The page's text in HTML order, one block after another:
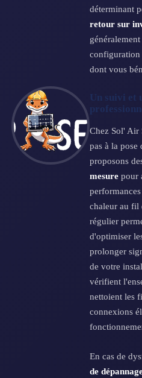
déterminant
retour sur
configuration
dont vous
Un suivi et
Chez Sol' Air
pas à la pose
proposons
mesure pour
chaleur au fil
régulier
d'optimiser
prolonger
de votre
vérifient
nettoient les
connexions
En cas de
de